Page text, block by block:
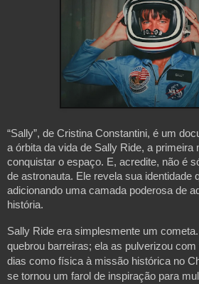
“Sally”, de Cristina Constantini, é um
a órbita da vida de Sally Ride, a primeira
conquistar o espaço. E, acredite, não é
de astronauta. Ele revela sua identidade
adicionando uma camada poderosa de
história.
Sally Ride era simplesmente um
quebrou barreiras; ela as pulverizou
dias como física à missão histórica no
se tornou um farol de inspiração para